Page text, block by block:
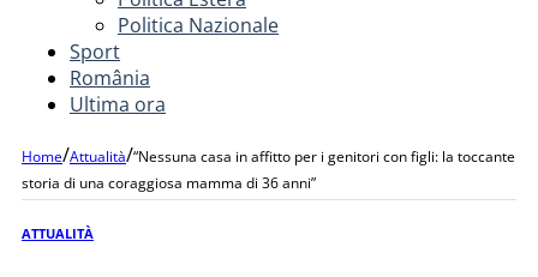
Politica Nazionale
Sport
România
Ultima ora
Home/Attualità/“Nessuna casa in affitto per i genitori con figli: la toccante
storia di una coraggiosa mamma di 36 anni”
ATTUALITÀ